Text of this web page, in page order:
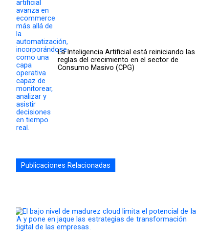
La Inteligencia Artificial está reiniciando las
reglas del crecimiento en el sector de
Consumo Masivo (CPG)
Publicaciones Relacionadas